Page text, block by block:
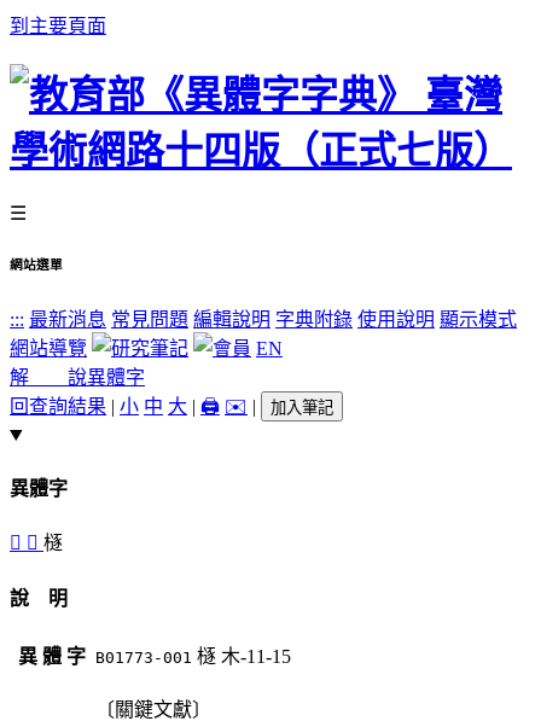
到主要頁面
☰
網站選單
::: 最新消息 常見問題 編輯說明 字典附錄 使用說明 顯示模式
網站導覽
EN
解 說異體字
回查詢結果 | 小 中 大 | 🖨️ ✉️ | 加入筆記
異體字
󷯕 󷯖 㯌
說 明
異 體 字 B01773-001 㯌 木-11-15
〔關鍵文獻〕